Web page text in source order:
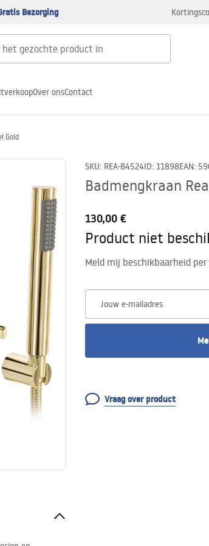
Bezorging
Over onsContact
Gold
SKU: REA-B4524ID: 11898EAN:
Badmengkraan
130,00 €
Product niet
Meld mij beschikbaarheid
Jouw e-mailadres
Vraag over product